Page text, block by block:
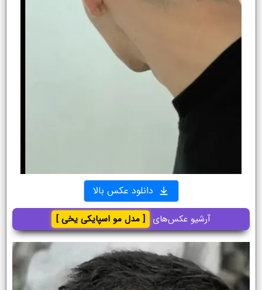
دانلود عکس بالا
آرشیو عکس‌های [ مدل مو اسپایکی یخی ]